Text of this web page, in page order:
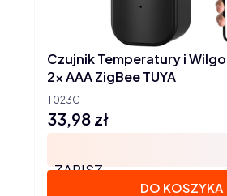
T023C
Czujnik Temperatury i
2x AAA ZigBee TUYA
Cena
33,98 zł
ZAPISZ
DO KOSZYKA